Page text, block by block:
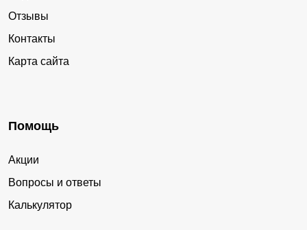
Отзывы
Контакты
Карта сайта
Помощь
Акции
Вопросы и ответы
Калькулятор